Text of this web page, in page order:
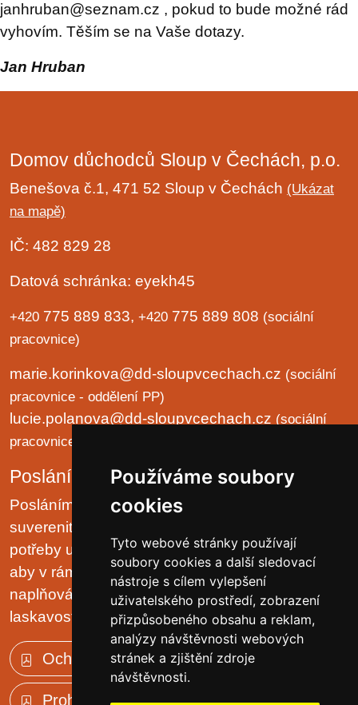
Používáme soubory
cookies
Tyto webové stránky používají
soubory cookies a další sledovací
nástroje s cílem vylepšení
uživatelského prostředí, zobrazení
přizpůsobeného obsahu a reklam,
analýzy návštěvnosti webových
stránek a zjištění zdroje
návštěvnosti.
janhruban@seznam.cz , pokud to bude možné rád
vyhovím. Těším se na Vaše dotazy.
Jan Hruban
Domov důchodců Sloup v Čechách, p.o.
Benešova č.1, 471 52 Sloup v Čechách (Ukázat
na mapě)
IČ: 482 829 28
Datová schránka: eyekh45
+420 775 889 833, +420 775 889 808 (sociální
pracovnice)
marie.korinkova@dd-sloupvcechach.cz (sociální
pracovnice - oddělení PP)
lucie.polanova@dd-sloupvcechach.cz (sociální
pracovnice - oddělení B a LP)
Poslání organizace
Posláním domova je chránit lidská práva a
suverenitu uživatelů. Zjišťovat a zajišťovat životní
potřeby uživatelů v prostředí malých komunit tak,
aby v rámci možností pobytového zařízení, jejich
naplňování plynulo přirozeně, v klidu, trpělivě a s
laskavostí vlastní rodinnému prostředí.
Ochrana osobních údajů (GDPR)
Prohlášení o přístupnosti